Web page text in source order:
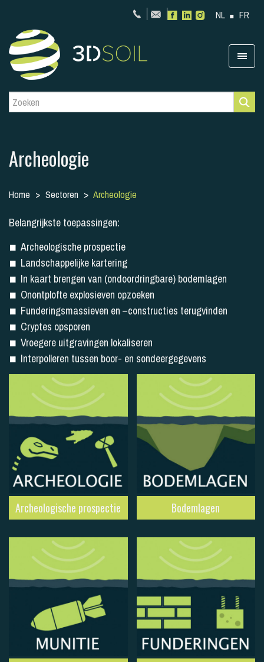
NL FR
Archeologie
Home Sectoren Archeologie
Belangrijkste toepassingen:
Archeologische prospectie
Landschappelijke kartering
In kaart brengen van (ondoordringbare) bodemlagen
Onontplofte explosieven opzoeken
Funderingsmassieven en –constructies terugvinden
Cryptes opsporen
Vroegere uitgravingen lokaliseren
Interpolleren tussen boor- en sondeergegevens
Archeologische prospectie Bodemlagen